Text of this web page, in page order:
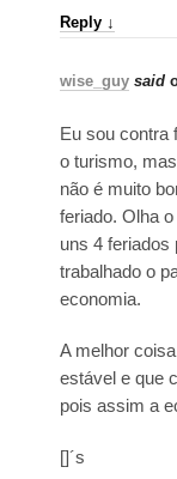
Reply ↓
wise_guy said
Eu sou contra
o turismo,
não é muito
feriado. Olha
uns 4 feriados
trabalhado o
economia.
A melhor
estável e que
pois assim a
[]´s